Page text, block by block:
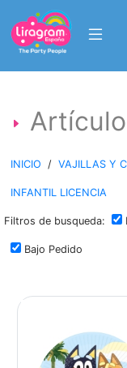
INICIO / VAJILLAS Y
INFANTIL LICENCIA
Filtros de busqueda:
Bajo Pedido